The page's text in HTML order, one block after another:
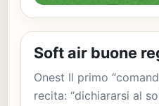
Soft air buone
Onest Il primo
recita: “dichiararsi al